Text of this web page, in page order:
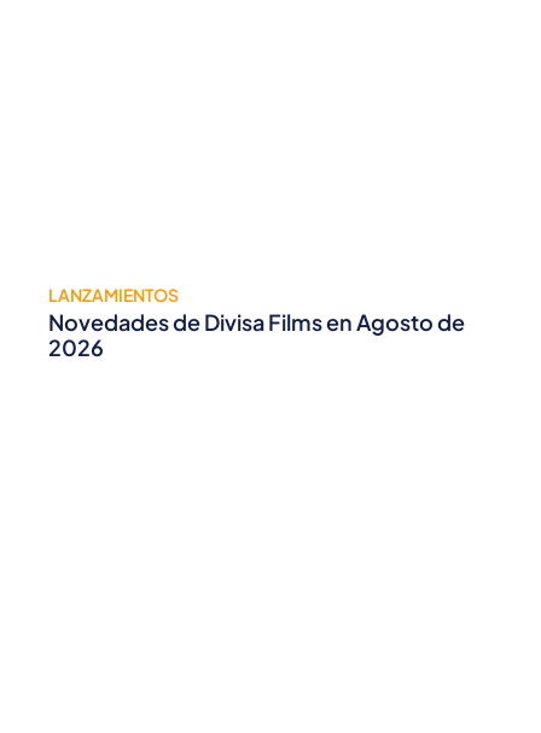
LANZAMIENTOS
Novedades de Divisa Films en Agosto de
2026